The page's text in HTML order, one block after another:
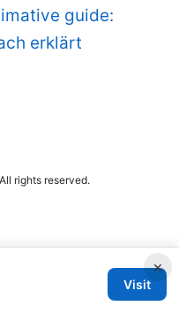
guide:
erklärt
×
Visit
rights reserved.